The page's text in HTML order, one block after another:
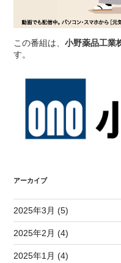
この番組は、小野薬品工業
す。
アーカイブ
2025年3月 (5)
2025年2月 (4)
2025年1月 (4)